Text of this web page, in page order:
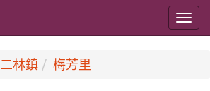
二林鎮 梅芳里